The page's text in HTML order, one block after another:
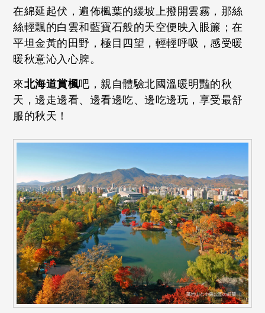
在綿延起伏，遍佈楓葉的緩坡上撥開雲霧，那絲
絲輕飄的白雲和藍寶石般的天空便映入眼簾；在
平坦金黃的田野，極目四望，輕輕呼吸，感受暖
暖秋意沁入心脾。
來北海道賞楓吧，親自體驗北國溫暖明豔的秋
天，邊走邊看、邊看邊吃、邊吃邊玩，享受最舒
服的秋天！